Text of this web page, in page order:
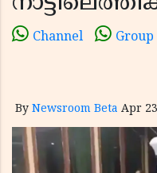
Channel Group
By Newsroom Beta Apr